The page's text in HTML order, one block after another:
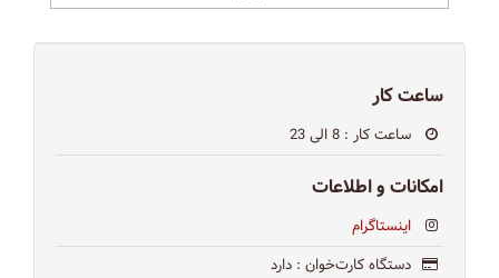
ساعت کار
ساعت کار : 8 الی 23
امکانات و اطلاعات
اینستاگرام
دستگاه کارت‌خوان : دارد